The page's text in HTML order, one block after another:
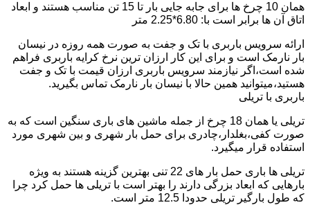
همان 10 چرخ ها برای جابه جایی بار تا 15 تن مناسب هستند و ابعاد
اتاق آن ها برابر است با: 6.80*2.25 متر
ارائه سرویس باربری با تک و جفت به صورت همه روزه در نیسان
بار نارمک است و برای این کار ارزان ترین نرخ کرایه باربری فراهم
شده است،اگر نیازمند سرویس باربری ارزان قیمت با تک و جفت
هستید،میتوانید همین حالا با نیسان بار نارمک تماس بگیرید.
باربری با تریلی
تریلی یا همان 18 چرخ از جمله ماشین های باری سنگین است که به
صورت کفی،بغلدار،چادری برای حمل بار شهری و بین شهری مورد
استفاده قرار میگیرد.
تریلی ها باری حمل بار های 22 تنی بهترین گزینه هستند به ویژه
بارهایی که ابعاد بزرگی دارند را بهتر است با تریلی ها حمل کرد چرا
که طول بارگیر تریلی حدودا 12.5 متر است.